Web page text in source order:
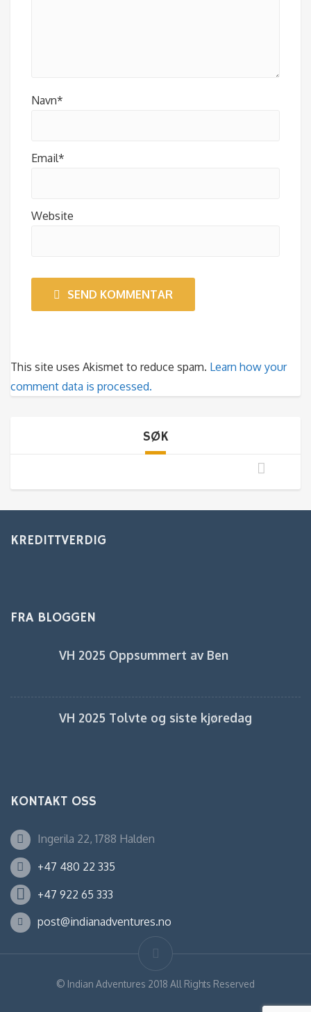
Navn*
Email*
Website
SEND KOMMENTAR
This site uses Akismet to reduce spam. Learn how your
comment data is processed.
SØK
KREDITTVERDIG
FRA BLOGGEN
VH 2025 Oppsummert av Ben
VH 2025 Tolvte og siste kjøredag
KONTAKT OSS
Ingerila 22, 1788 Halden
+47 480 22 335
+47 922 65 333
post@indianadventures.no
© Indian Adventures 2018 All Rights Reserved